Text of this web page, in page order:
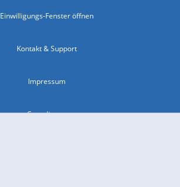
Einwilligungs-Fenster öffnen
Kontakt & Support
Impressum
Compliance